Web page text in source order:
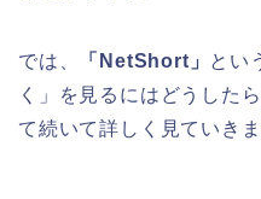
では、 「NetShort」 とい
く」
を見るにはどうした
て続いて詳しく見ていきま